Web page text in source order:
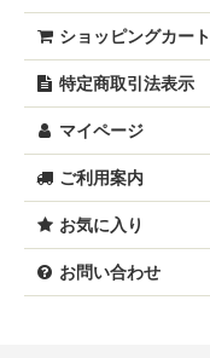
ショッピングカート
特定商取引法表示
マイページ
ご利用案内
お気に入り
お問い合わせ